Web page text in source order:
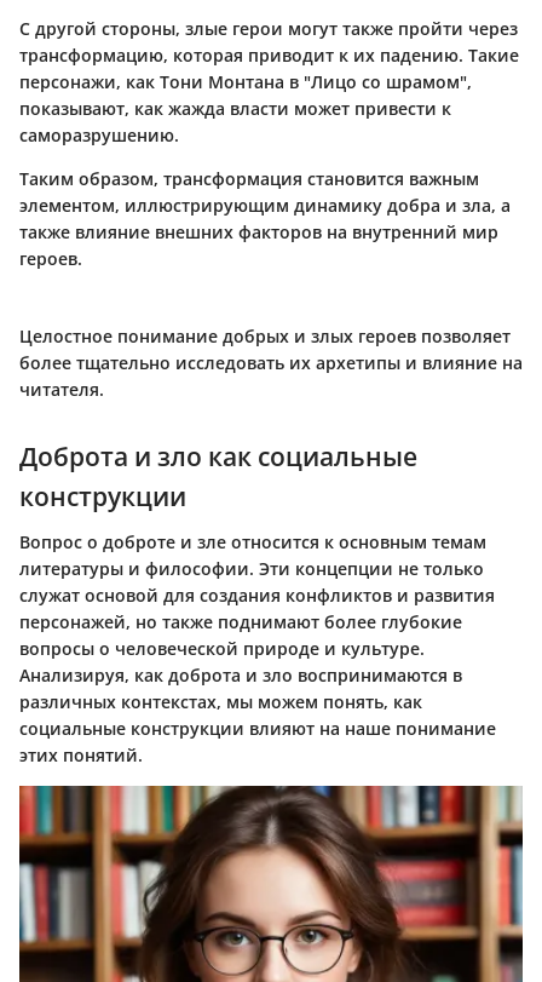
С другой стороны, злые герои могут также пройти через
трансформацию, которая приводит к их падению. Такие
персонажи, как Тони Монтана в "Лицо со шрамом",
показывают, как жажда власти может привести к
саморазрушению.
Таким образом, трансформация становится важным
элементом, иллюстрирующим динамику добра и зла, а
также влияние внешних факторов на внутренний мир
героев.
Целостное понимание добрых и злых героев позволяет
более тщательно исследовать их архетипы и влияние на
читателя.
Доброта и зло как социальные
конструкции
Вопрос о доброте и зле относится к основным темам
литературы и философии. Эти концепции не только
служат основой для создания конфликтов и развития
персонажей, но также поднимают более глубокие
вопросы о человеческой природе и культуре.
Анализируя, как доброта и зло воспринимаются в
различных контекстах, мы можем понять, как
социальные конструкции влияют на наше понимание
этих понятий.